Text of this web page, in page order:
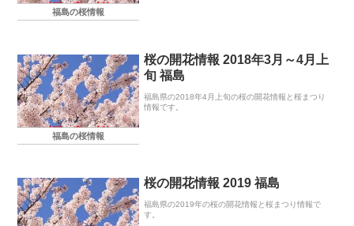
福島の桜情報
福島の桜情報
桜の開花情報 2018年3月～4月上
旬 福島
福島県の2018年4月上旬の桜の開花情報と桜まつり
情報です。
桜の開花情報 2019 福島
福島県の2019年の桜の開花情報と桜まつり情報で
す。